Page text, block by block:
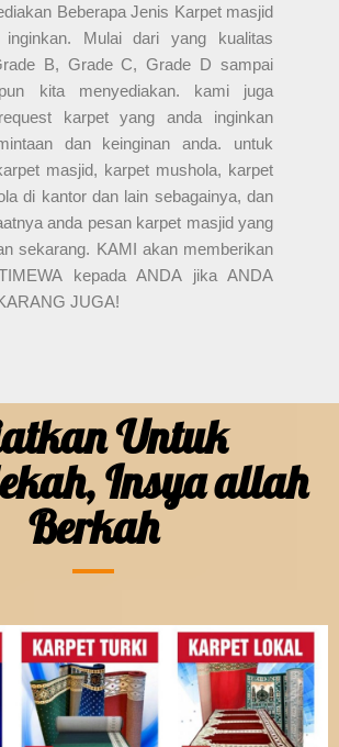
Beberapa Jenis Karpet masjid
Mulai dari yang kualitas
B, Grade C, Grade D sampai
kita menyediakan. kami juga
karpet yang anda inginkan
dan keinginan anda. untuk
masjid, karpet mushola, karpet
di kantor dan lain sebagainya, dan
anda pesan karpet masjid yang
sekarang. KAMI akan memberikan
kepada ANDA jika ANDA
JUGA!
Untuk
Insya allah
Berkah